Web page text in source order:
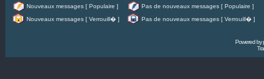
Nouveaux messages [ Populaire ]
Pas de nouveaux messages [ Populaire ]
Nouveaux messages [ Verrouill� ]
Pas de nouveaux messages [ Verrouill� ]
Powered by